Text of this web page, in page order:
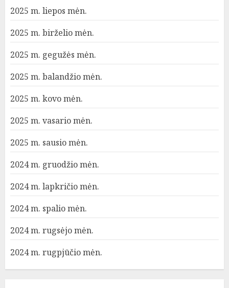
2025 m. liepos mėn.
2025 m. birželio mėn.
2025 m. gegužės mėn.
2025 m. balandžio mėn.
2025 m. kovo mėn.
2025 m. vasario mėn.
2025 m. sausio mėn.
2024 m. gruodžio mėn.
2024 m. lapkričio mėn.
2024 m. spalio mėn.
2024 m. rugsėjo mėn.
2024 m. rugpjūčio mėn.